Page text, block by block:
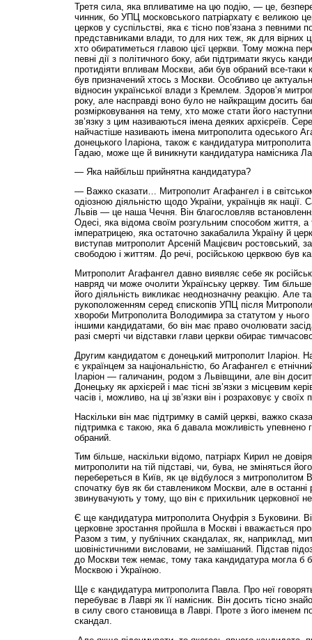
Третя сила, яка впливатиме на цю подію, — це,
чинник, бо УПЦ московського патріархату є великою
церков у сус­піль­стві, яка є тісно пов’язана з певними
представниками влади, то для них теж, як для вірних
хто обиратиметься главою цієї церкви. Тому можна
певні дії з політичного боку, аби підтримати якусь
протидіяти впливам Москви, аби був обраний все-таки
був призначений хтось з Москви. Особливо це
відносин української влади з Кремлем. Здоров’я
року, але насправді воно було не найкращим досить
розмірковування на тему, хто може стати його
зв’язку з цим називаються імена деяких архієреїв.
найчастіше називають імена митрополита одеського
донецького Іларіона, також є кандидатура
Гадаю, може ще й виникнути кандидатура намісника
— Яка найбільш прийнятна кандидатура?
— Важко сказати… Митрополит Агафангел і в
одіозною діяльністю щодо України, українців як
Львів — це наша Чечня. Він благословляв встановлення
Одесі, яка відома своїм розгульним способом життя, а
імператрицею, яка остаточно закабалила Україну й
виступав митрополит Арсеній Мацієвич ростовський,
свободою і життям. До речі, російською церквою був
Митрополит Агафангел давно виявляє себе як
навряд чи може очолити Українську церкву. Тим
його діяльність викликає неоднозначну реакцію. Але
рукоположенням серед єпископів УПЦ після
хвороби Митрополита Володимира за статутом у нього
іншими кандидатами, бо він має право очолювати
разі смерті чи відставки глави церкви обирає
Другим кандидатом є донецький митрополит Іларіон.
є українцем за національністю, бо Агафангел є
Іларіон — галичанин, родом з Львівщини, але він
Донецьку як архієрей і має тісні зв’язки з місцевим
часів і, можливо, на ці зв’язки він і розраховує у
Наскільки він має підтримку в самій церкві, важко
підтримка є такою, яка б давала можливість упевнено
обраний.
Тим більше, наскільки відомо, патріарх Кирил не
митрополити на тій підставі, чи, бува, не зміняться
перебереться в Київ, як це відбулося з
спочатку був як би ставлеником Москви, але в останні
звинувачують у тому, що він є прихильник церковної
Є ще кандидатура митрополита Онуфрія з Буковини.
церковне зростання пройшла в Москві і вважається
Разом з тим, у публічних скандалах, як, наприклад,
шовіністичними висловами, не замішаний. Підстав
до Москви теж немає, тому така кандидатура могла б
Москвою і Україною.
Ще є кандидатура митрополита Павла. Про неї
перебуває в Лаврі як її намісник. Він досить тісно
в силу свого становища в Лаврі. Проте з його іменем
скандал.